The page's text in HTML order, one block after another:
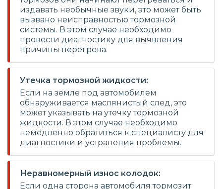
издавать необычные звуки, это может быть
вызвано неисправностью тормозной
системы. В этом случае необходимо
провести диагностику для выявления
причины перегрева.
Утечка тормозной жидкости:
Если на земле под автомобилем
обнаруживается маслянистый след, это
может указывать на утечку тормозной
жидкости. В этом случае необходимо
немедленно обратиться к специалисту для
диагностики и устранения проблемы.
Неравномерный износ колодок:
Если одна сторона автомобиля тормозит